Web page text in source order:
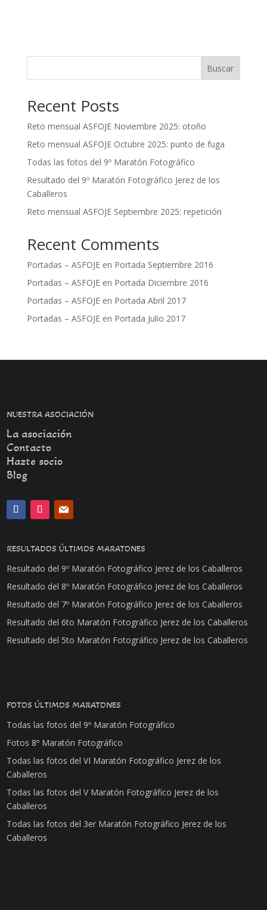
Buscar
Recent Posts
Reto mensual ASFOJE Noviembre 2025: otoño
Reto mensual ASFOJE Octubre 2025: punto de fuga
Todas las fotos del 9º Maratón Fotográfico
Resultado del 9º Maratón Fotográfico Jerez de los
Caballeros
Reto mensual ASFOJE Septiembre 2025: repetición
Recent Comments
Portadas – ASFOJEen Portada Septiembre 2016
Portadas – ASFOJEen Portada Diciembre 2016
Portadas – ASFOJEen Portada Abril 2017
Portadas – ASFOJEen Portada Julio 2017
NUESTRA ASOCIACIÓN
La asociación
Contacto
Hazte socio
Blog
RESULTADOS ÚLTIMOS MARATONES
Resultado del 9º Maratón Fotográfico Jerez de los Caballeros
Resultado del 8º Maratón Fotográfico Jerez de los Caballeros
Resultado del 7º Maratón Fotográfico Jerez de los Caballeros
Resultado del 6to Maratón Fotográfico Jerez de los Caballeros
Resultado del 5to Maratón Fotográfico Jerez de los Caballeros
FOTOS ÚLTIMOS MARATONES
Todas las fotos del 9º Maratón Fotográfico
Fotos 8º Maratón Fotográfico
Todas las fotos del VI Maratón Fotográfico Jerez de los
Caballeros
Todas las fotos del V Maratón Fotográfico Jerez de los
Caballeros
Todas las fotos del 3er Maratón Fotográfico Jerez de los
Caballeros